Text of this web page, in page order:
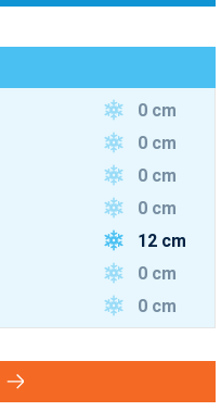
0 cm
0 cm
0 cm
0 cm
12 cm
0 cm
0 cm